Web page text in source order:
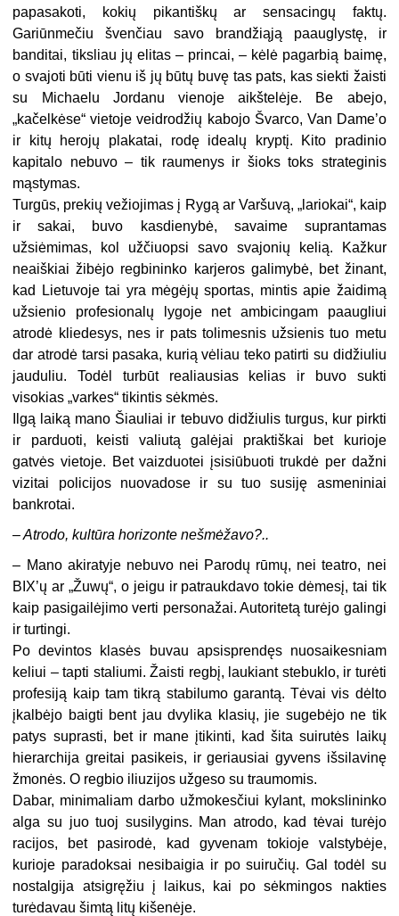
papasakoti, kokių pikantiškų ar sensacingų faktų.
Gariūnmečiu švenčiau savo brandžiąją paauglystę, ir
banditai, tiksliau jų elitas – princai, – kėlė pagarbią baimę,
o svajoti būti vienu iš jų būtų buvę tas pats, kas siekti žaisti
su Michaelu Jordanu vienoje aikštelėje. Be abejo,
„kačelkėse“ vietoje veidrodžių kabojo Švarco, Van Dame’o
ir kitų herojų plakatai, rodę idealų kryptį. Kito pradinio
kapitalo nebuvo – tik raumenys ir šioks toks strateginis
mąstymas.
Turgūs, prekių vežiojimas į Rygą ar Varšuvą, „lariokai“, kaip
ir sakai, buvo kasdienybė, savaime suprantamas
užsiėmimas, kol užčiuopsi savo svajonių kelią. Kažkur
neaiškiai žibėjo regbininko karjeros galimybė, bet žinant,
kad Lietuvoje tai yra mėgėjų sportas, mintis apie žaidimą
užsienio profesionalų lygoje net ambicingam paaugliui
atrodė kliedesys, nes ir pats tolimesnis užsienis tuo metu
dar atrodė tarsi pasaka, kurią vėliau teko patirti su didžiuliu
jauduliu. Todėl turbūt realiausias kelias ir buvo sukti
visokias „varkes“ tikintis sėkmės.
Ilgą laiką mano Šiauliai ir tebuvo didžiulis turgus, kur pirkti
ir parduoti, keisti valiutą galėjai praktiškai bet kurioje
gatvės vietoje. Bet vaizduotei įsisiūbuoti trukdė per dažni
vizitai policijos nuovadose ir su tuo susiję asmeniniai
bankrotai.
– Atrodo, kultūra horizonte nešmėžavo?..
– Mano akiratyje nebuvo nei Parodų rūmų, nei teatro, nei
BIX’ų ar „Žuwų“, o jeigu ir patraukdavo tokie dėmesį, tai tik
kaip pasigailėjimo verti personažai. Autoritetą turėjo galingi
ir turtingi.
Po devintos klasės buvau apsisprendęs nuosaikesniam
keliui – tapti staliumi. Žaisti regbį, laukiant stebuklo, ir turėti
profesiją kaip tam tikrą stabilumo garantą. Tėvai vis dėlto
įkalbėjo baigti bent jau dvylika klasių, jie sugebėjo ne tik
patys suprasti, bet ir mane įtikinti, kad šita suirutės laikų
hierarchija greitai pasikeis, ir geriausiai gyvens išsilavinę
žmonės. O regbio iliuzijos užgeso su traumomis.
Dabar, minimaliam darbo užmokesčiui kylant, mokslininko
alga su juo tuoj susilygins. Man atrodo, kad tėvai turėjo
racijos, bet pasirodė, kad gyvenam tokioje valstybėje,
kurioje paradoksai nesibaigia ir po suiručių. Gal todėl su
nostalgija atsigręžiu į laikus, kai po sėkmingos nakties
turėdavau šimtą litų kišenėje.